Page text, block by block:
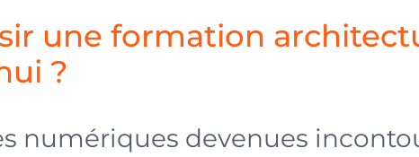
une formation
?
numériques devenues